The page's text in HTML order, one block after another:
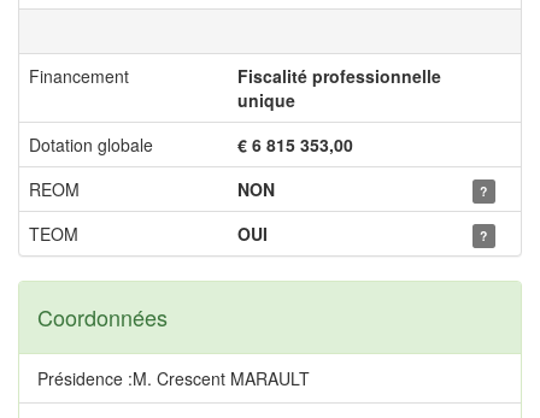
Financement
Fiscalité professionnelle
unique
Dotation globale
€ 6 815 353,00
REOM
NON ?
TEOM OUI ?
Coordonnées
Présidence :M. Crescent MARAULT